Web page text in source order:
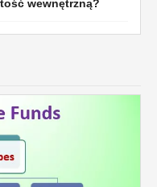
wewnętrzną?